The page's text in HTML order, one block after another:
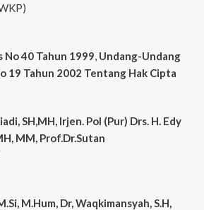
No 40 Tahun 1999, Undang-Undang
19 Tahun 2002 Tentang Hak Cipta
SH,MH, Irjen. Pol (Pur) Drs. H. Edy
MM, Prof.Dr.Sutan
M.Hum, Dr, Waqkimansyah, S.H,